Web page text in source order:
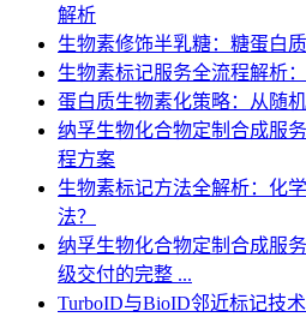
解析
生物素修饰半乳糖：糖蛋白
生物素标记服务全流程解析
蛋白质生物素化策略：从随
纳孚生物化合物定制合成服
程方案
生物素标记方法全解析：化
法？
纳孚生物化合物定制合成服
级交付的完整 ...
TurboID与BioID邻近标记技